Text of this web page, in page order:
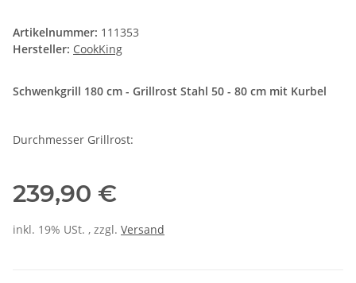
Artikelnummer: 111353
Hersteller: CookKing
Schwenkgrill 180 cm - Grillrost Stahl 50 - 80 cm mit Kurbel
Durchmesser Grillrost:
239,90 €
inkl. 19% USt. , zzgl. Versand